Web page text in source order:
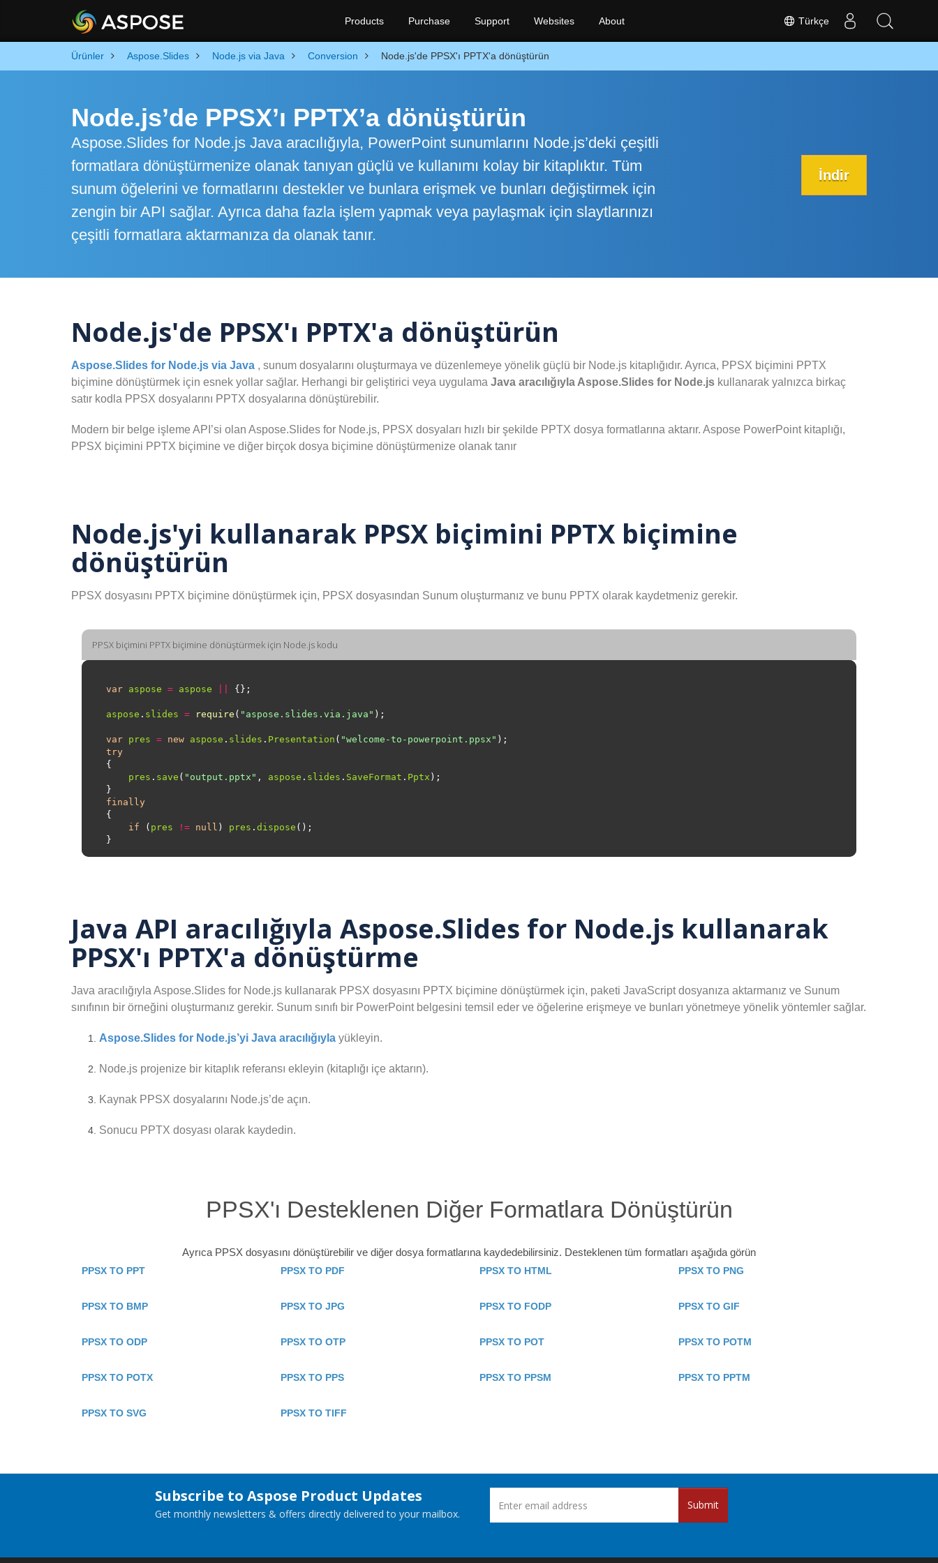
Türkçe
Products Purchase Support Websites About
Ürünler Aspose.Slides Node.js via Java Conversion Node.js'de PPSX'ı PPTX'a dönüştürün
Node.js’de PPSX’ı PPTX’a dönüştürün
Aspose.Slides for Node.js Java aracılığıyla, PowerPoint sunumlarını Node.js’deki çeşitli
formatlara dönüştürmenize olanak tanıyan güçlü ve kullanımı kolay bir kitaplıktır. Tüm
sunum öğelerini ve formatlarını destekler ve bunlara erişmek ve bunları değiştirmek için
zengin bir API sağlar. Ayrıca daha fazla işlem yapmak veya paylaşmak için slaytlarınızı
çeşitli formatlara aktarmanıza da olanak tanır.
İndir
Node.js'de PPSX'ı PPTX'a dönüştürün
Aspose.Slides for Node.js via Java , sunum dosyalarını oluşturmaya ve düzenlemeye yönelik güçlü bir Node.js kitaplığıdır. Ayrıca, PPSX biçimini PPTX
biçimine dönüştürmek için esnek yollar sağlar. Herhangi bir geliştirici veya uygulama Java aracılığıyla Aspose.Slides for Node.js kullanarak yalnızca birkaç
satır kodla PPSX dosyalarını PPTX dosyalarına dönüştürebilir.
Modern bir belge işleme API’si olan Aspose.Slides for Node.js, PPSX dosyaları hızlı bir şekilde PPTX dosya formatlarına aktarır. Aspose PowerPoint kitaplığı,
PPSX biçimini PPTX biçimine ve diğer birçok dosya biçimine dönüştürmenize olanak tanır
Node.js'yi kullanarak PPSX biçimini PPTX biçimine
dönüştürün
PPSX dosyasını PPTX biçimine dönüştürmek için, PPSX dosyasından Sunum oluşturmanız ve bunu PPTX olarak kaydetmeniz gerekir.
PPSX biçimini PPTX biçimine dönüştürmek için Node.js kodu
var aspose = aspose
aspose . slides = require ( "aspose.slides.via.java"
var pres = new aspose . slides . Presentation ( "welcome-to-powerpoint.ppsx"
try
pres . save ( "output.pptx" , aspose . slides . SaveFormat . Pptx
finally
if ( pres != null ) pres . dispose
Java API aracılığıyla Aspose.Slides for Node.js kullanarak
PPSX'ı PPTX'a dönüştürme
Java aracılığıyla Aspose.Slides for Node.js kullanarak PPSX dosyasını PPTX biçimine dönüştürmek için, paketi JavaScript dosyanıza aktarmanız ve Sunum
sınıfının bir örneğini oluşturmanız gerekir. Sunum sınıfı bir PowerPoint belgesini temsil eder ve öğelerine erişmeye ve bunları yönetmeye yönelik yöntemler sağlar.
Aspose.Slides for Node.js’yi Java aracılığıyla yükleyin.
Node.js projenize bir kitaplık referansı ekleyin (kitaplığı içe aktarın).
Kaynak PPSX dosyalarını Node.js’de açın.
Sonucu PPTX dosyası olarak kaydedin.
PPSX'ı Desteklenen Diğer Formatlara Dönüştürün
Ayrıca PPSX dosyasını dönüştürebilir ve diğer dosya formatlarına kaydedebilirsiniz. Desteklenen tüm formatları aşağıda görün
PPSX TO PPT PPSX TO PDF PPSX TO HTML PPSX TO PNG
PPSX TO BMP PPSX TO JPG PPSX TO FODP PPSX TO GIF
PPSX TO ODP PPSX TO OTP PPSX TO POT PPSX TO POTM
PPSX TO POTX PPSX TO PPS PPSX TO PPSM PPSX TO PPTM
PPSX TO SVG PPSX TO TIFF
Subscribe to Aspose Product Updates
Get monthly newsletters & offers directly delivered to your mailbox.
Submit